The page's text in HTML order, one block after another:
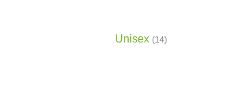
Unisex (14)